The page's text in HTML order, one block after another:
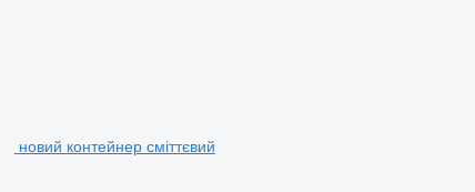
новий контейнер сміттєвий